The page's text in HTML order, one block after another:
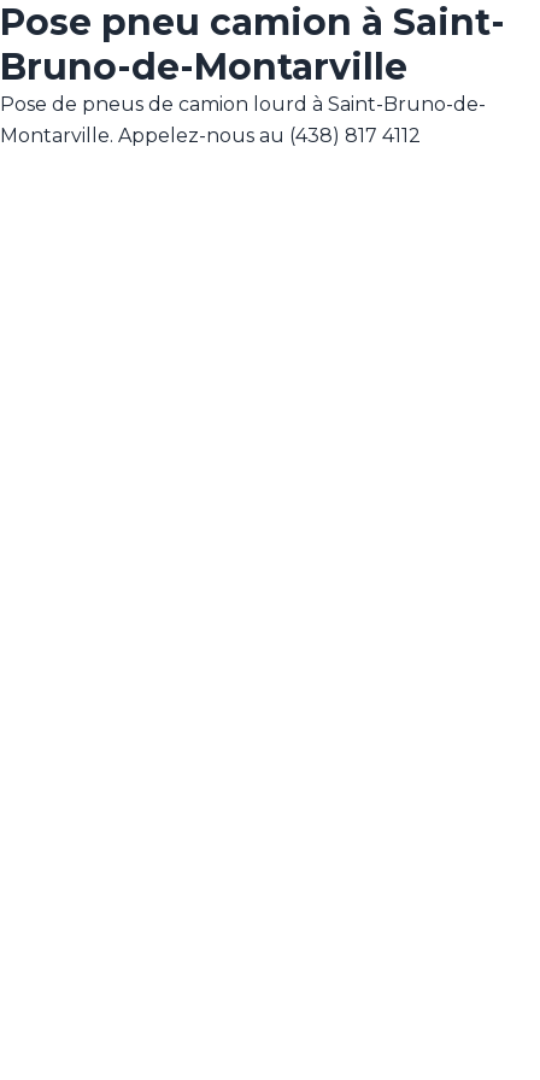
Pose pneu camion à Saint-
Bruno-de-Montarville
Pose de pneus de camion lourd à Saint-Bruno-de-
Montarville. Appelez-nous au (438) 817 4112